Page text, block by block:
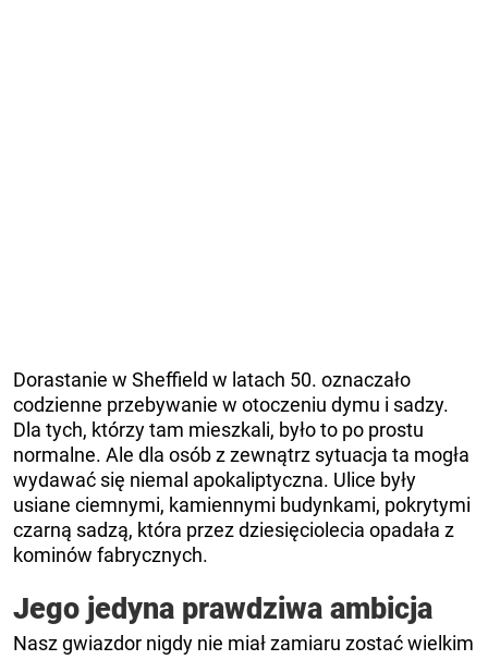
Dorastanie w Sheffield w latach 50. oznaczało
codzienne przebywanie w otoczeniu dymu i sadzy.
Dla tych, którzy tam mieszkali, było to po prostu
normalne. Ale dla osób z zewnątrz sytuacja ta mogła
wydawać się niemal apokaliptyczna. Ulice były
usiane ciemnymi, kamiennymi budynkami, pokrytymi
czarną sadzą, która przez dziesięciolecia opadała z
kominów fabrycznych.
Jego jedyna prawdziwa ambicja
Nasz gwiazdor nigdy nie miał zamiaru zostać wielkim